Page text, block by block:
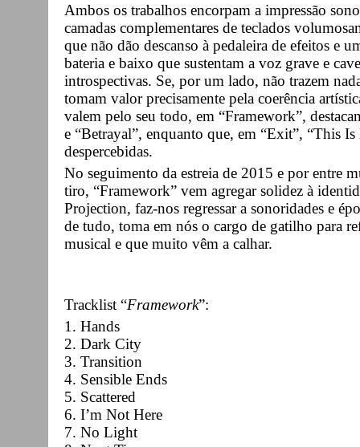
Ambos os trabalhos encorpam a impressão
camadas complementares de teclados
que não dão descanso à pedaleira de efeitos e
bateria e baixo que sustentam a voz grave e
introspectivas. Se, por um lado, não trazem
tomam valor precisamente pela coerência
valem pelo seu todo, em “Framework”,
e “Betrayal”, enquanto que, em “Exit”, “This
despercebidas.
No seguimento da estreia de 2015 e por entre
tiro, “Framework” vem agregar solidez à
Projection, faz-nos regressar a sonoridades e
de tudo, toma em nós o cargo de gatilho para
musical e que muito vêm a calhar.
Tracklist “Framework”:
1. Hands
2. Dark City
3. Transition
4. Sensible Ends
5. Scattered
6. I’m Not Here
7. No Light